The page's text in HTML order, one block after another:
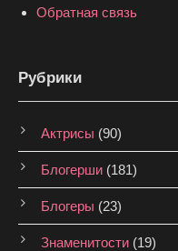
Обратная связь
Рубрики
Актрисы (90)
Блогерши (181)
Блогеры (23)
Знаменитости (19)